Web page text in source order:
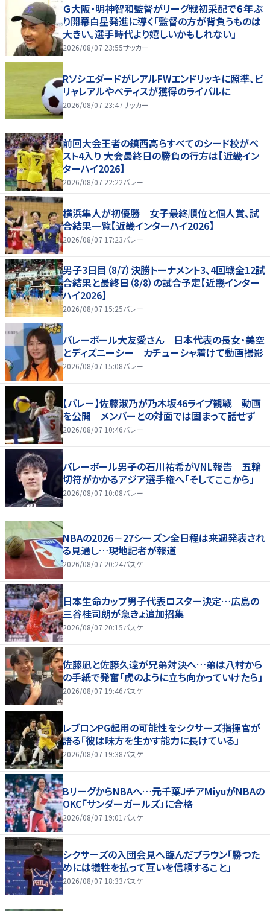
Ｇ大阪・明神智和監督がリーグ戦初采配で６年ぶ
り開幕白星発進に導く「監督の方が背負うものは
大きい。選手時代より嬉しいかもしれない」
2026/08/07 23:55サッカー
RソシエダードがレアルFWエンドリッキに照準、ビ
リャレアルやベティスが獲得のライバルに
2026/08/07 23:47サッカー
前回大会王者の鎮西高らすべてのシード校がベ
スト4入り 大会最終日の勝負の行方は【近畿イン
ターハイ2026】
2026/08/07 22:22バレー
横浜隼人が初優勝 女子最終順位と個人賞、試
合結果一覧【近畿インターハイ2026】
2026/08/07 17:23バレー
男子3日目（8/7）決勝トーナメント3、4回戦全12試
合結果と最終日（8/8）の試合予定【近畿インター
ハイ2026】
2026/08/07 15:25バレー
バレーボール大友愛さん 日本代表の長女・美空
とディズニーシー カチューシャ着けて動画撮影
2026/08/07 15:08バレー
【バレー】佐藤淑乃が乃木坂46ライブ観戦 動画
を公開 メンバーとの対面では固まって話せず
2026/08/07 10:46バレー
バレーボール男子の石川祐希がVNL報告 五輪
切符がかかるアジア選手権へ「そしてここから」
2026/08/07 10:08バレー
NBAの2026－27シーズン全日程は来週発表され
る見通し…現地記者が報道
2026/08/07 20:24バスケ
日本生命カップ男子代表ロスター決定…広島の
三谷桂司朗が急きょ追加招集
2026/08/07 20:15バスケ
佐藤凪と佐藤久遠が兄弟対決へ…弟は八村から
の手紙で発奮「虎のように立ち向かっていけたら」
2026/08/07 19:46バスケ
レブロンPG起用の可能性をシクサーズ指揮官が
語る「彼は味方を生かす能力に長けている」
2026/08/07 19:38バスケ
BリーグからNBAへ…元千葉JチアMiyuがNBAの
OKC「サンダーガールズ」に合格
2026/08/07 19:01 バスケ
シクサーズの入団会見へ臨んだブラウン「勝つた
めには犠牲を払って互いを信頼すること」
2026/08/07 18:33バスケ